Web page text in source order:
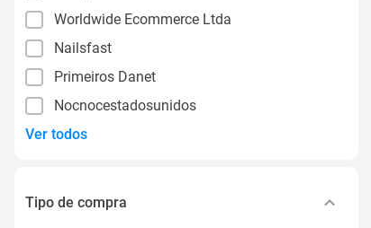
Worldwide Ecommerce Ltda
Nailsfast
Primeiros Danet
Nocnocestadosunidos
Ver todos
Tipo de compra